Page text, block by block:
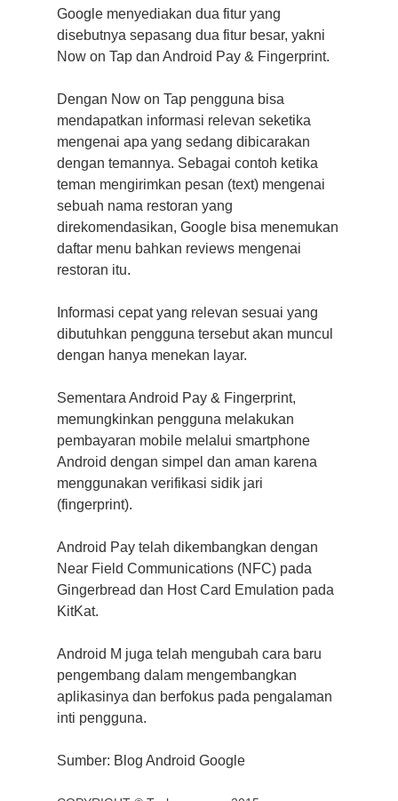
Google menyediakan dua fitur yang
disebutnya sepasang dua fitur besar, yakni
Now on Tap dan Android Pay & Fingerprint.
Dengan Now on Tap pengguna bisa
mendapatkan informasi relevan seketika
mengenai apa yang sedang dibicarakan
dengan temannya. Sebagai contoh ketika
teman mengirimkan pesan (text) mengenai
sebuah nama restoran yang
direkomendasikan, Google bisa menemukan
daftar menu bahkan reviews mengenai
restoran itu.
Informasi cepat yang relevan sesuai yang
dibutuhkan pengguna tersebut akan muncul
dengan hanya menekan layar.
Sementara Android Pay & Fingerprint,
memungkinkan pengguna melakukan
pembayaran mobile melalui smartphone
Android dengan simpel dan aman karena
menggunakan verifikasi sidik jari
(fingerprint).
Android Pay telah dikembangkan dengan
Near Field Communications (NFC) pada
Gingerbread dan Host Card Emulation pada
KitKat.
Android M juga telah mengubah cara baru
pengembang dalam mengembangkan
aplikasinya dan berfokus pada pengalaman
inti pengguna.
Sumber: Blog Android Google